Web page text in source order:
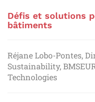
Défis et solutions
bâtiments
Réjane Lobo-Pontes,
Sustainability,
Technologies